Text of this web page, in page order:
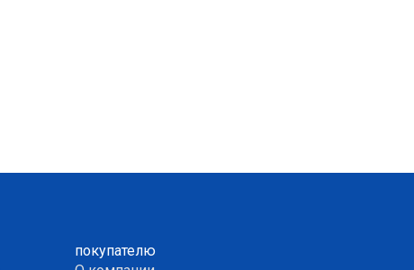
покупателю